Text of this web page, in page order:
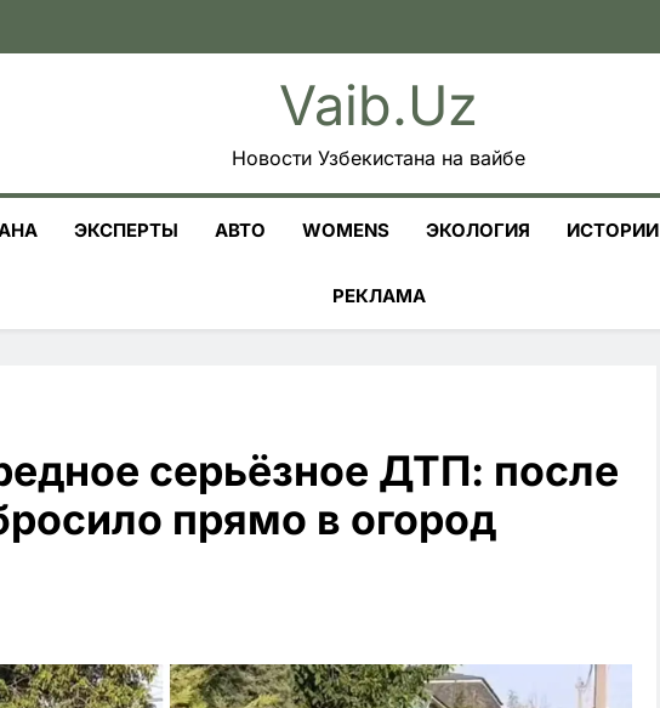
Vaib.uz
Новости Узбекистана на вайбе
ЭКСПЕРТЫ АВТО WOMENS ЭКОЛОГИЯ ИСТОРИИ
РЕКЛАМА
серьёзное ДТП: после
прямо в огород